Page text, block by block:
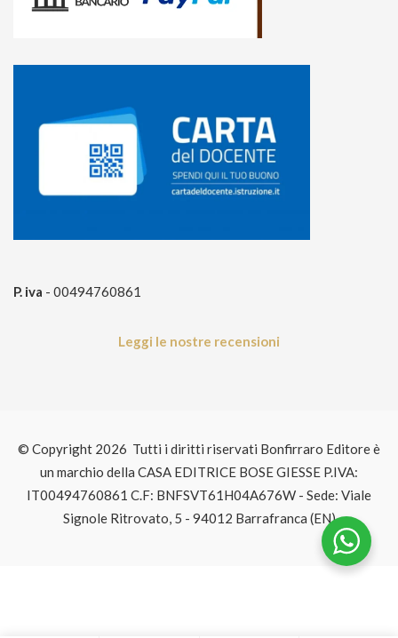
P. iva - 00494760861
Leggi le nostre recensioni
© Copyright 2026 Tutti i diritti riservati Bonfirraro Editore è
un marchio della CASA EDITRICE BOSE GIESSE P.IVA:
IT00494760861 C.F: BNFSVT61H04A676W - Sede: Viale
Signole Ritrovato, 5 - 94012 Barrafranca (EN)